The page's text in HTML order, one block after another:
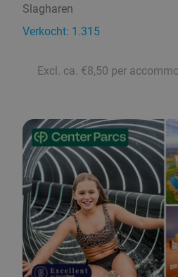
Slagharen
Verkocht: 1.315
Excl. ca. €8,50 per